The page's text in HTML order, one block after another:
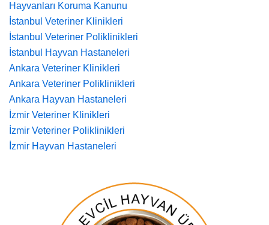
Hayvanları Koruma Kanunu
İstanbul Veteriner Klinikleri
İstanbul Veteriner Poliklinikleri
İstanbul Hayvan Hastaneleri
Ankara Veteriner Klinikleri
Ankara Veteriner Poliklinikleri
Ankara Hayvan Hastaneleri
İzmir Veteriner Klinikleri
İzmir Veteriner Poliklinikleri
İzmir Hayvan Hastaneleri